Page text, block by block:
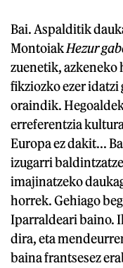
Bai. Aspalditik
MontoiakHezur
zuenetik, azkeneko
fikziozko ezer
oraindik.
erreferentzia
Europa ez dakit...
izugarri
imajinatzeko
horrek. Gehiago
Iparraldeari baino.
dira, eta
baina frantsesez